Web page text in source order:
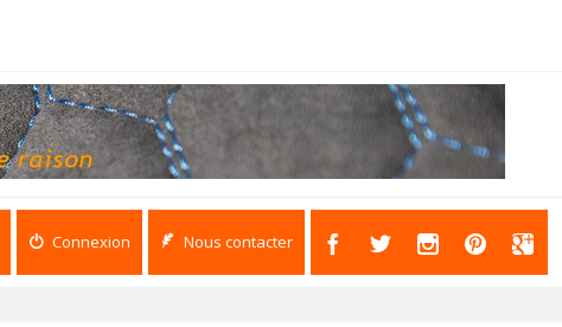
Connexion Nous contacter